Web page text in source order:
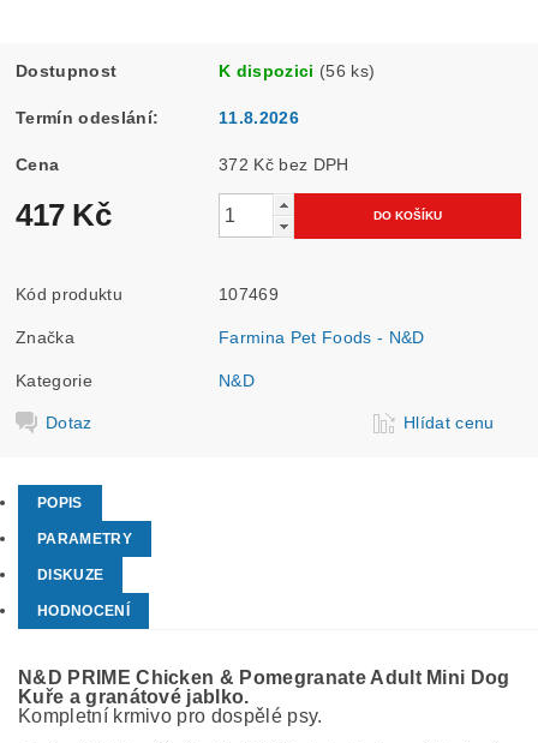
Dostupnost K dispozici (56 ks)
Termín odeslání: 11.8.2026
Cena 372 Kč bez DPH
417 Kč
Kód produktu 107469
Značka Farmina Pet Foods - N&D
Kategorie N&D
Dotaz Hlídat cenu
POPIS
PARAMETRY
DISKUZE
HODNOCENÍ
N&D PRIME Chicken & Pomegranate Adult Mini Dog
Kuře agranátové jablko.
Kompletní krmivo pro dospělé psy.